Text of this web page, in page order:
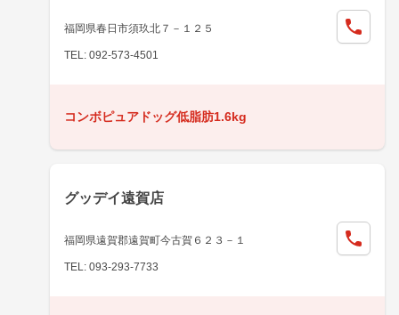
福岡県春日市須玖北７－１２５
TEL: 092-573-4501
コンボピュアドッグ低脂肪1.6kg
グッデイ遠賀店
福岡県遠賀郡遠賀町今古賀６２３－１
TEL: 093-293-7733